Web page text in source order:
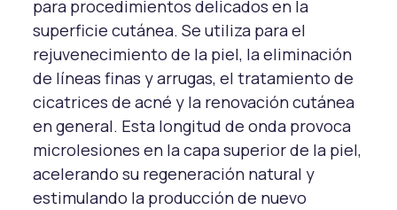
para procedimientos delicados en la
superficie cutánea. Se utiliza para el
rejuvenecimiento de la piel, la eliminación
de líneas finas y arrugas, el tratamiento de
cicatrices de acné y la renovación cutánea
en general. Esta longitud de onda provoca
microlesiones en la capa superior de la piel,
acelerando su regeneración natural y
estimulando la producción de nuevo